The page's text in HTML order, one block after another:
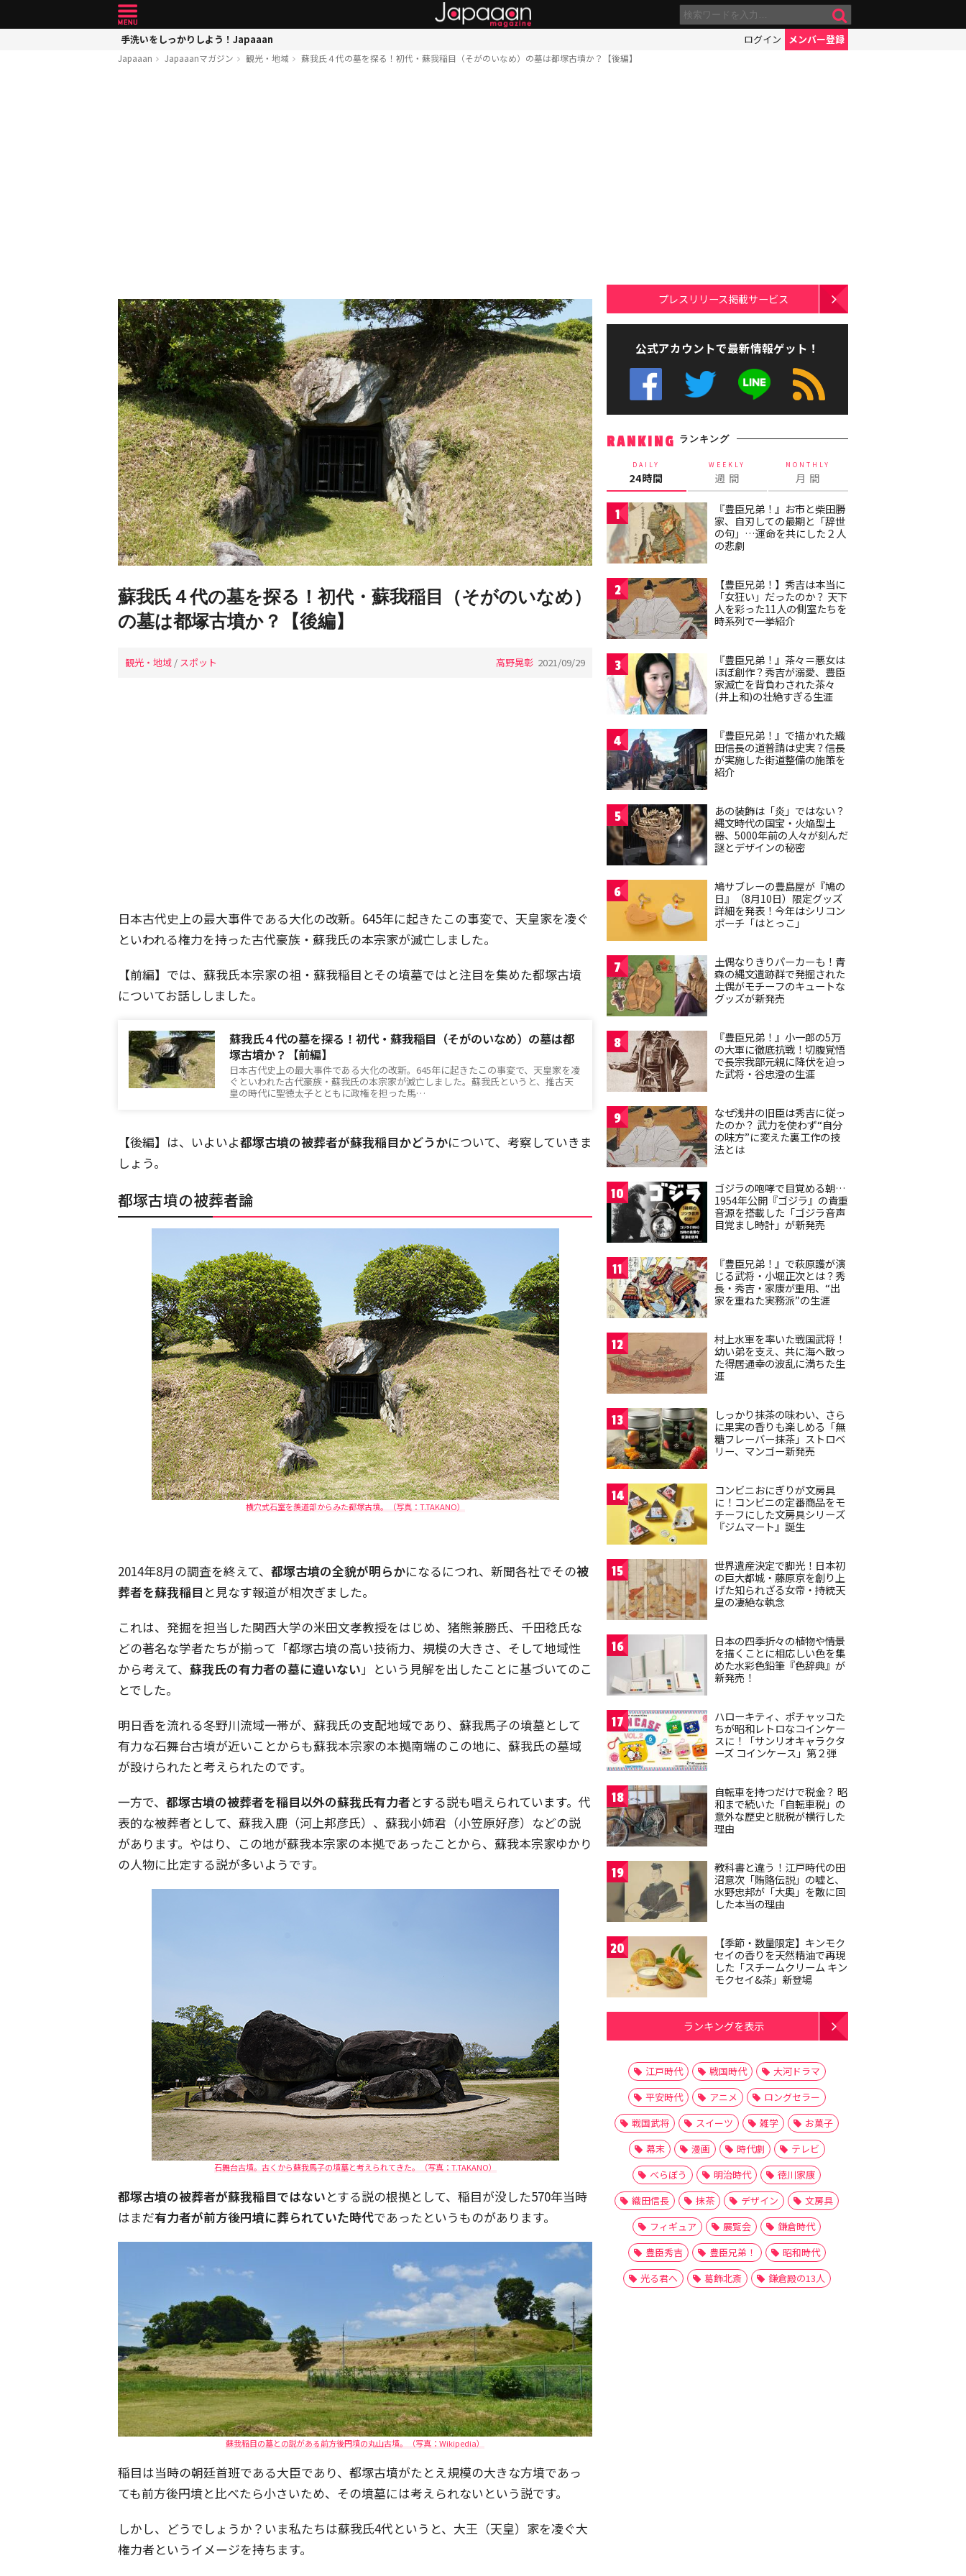
手洗いをしっかりしよう！Japaaan ログイン メンバー登録
Japaaan Japaaanマガジン 観光・地域 蘇我氏４代の墓を探る！初代・蘇我稲目（そがのいなめ）の墓は都塚古墳か？【後編】
蘇我氏４代の墓を探る！初代・蘇我稲目（そがのいなめ）
の墓は都塚古墳か？【後編】
観光・地域 / スポット 高野晃彰 2021/09/29
日本古代史上の最大事件である大化の改新。645年に起きたこの事変で、天皇家を凌ぐ
といわれる権力を持った古代豪族・蘇我氏の本宗家が滅亡しました。
【前編】では、蘇我氏本宗家の祖・蘇我稲目とその墳墓ではと注目を集めた都塚古墳
についてお話ししました。
蘇我氏４代の墓を探る！初代・蘇我稲目（そがのいなめ）の墓は都
塚古墳か？【前編】
日本古代史上の最大事件である大化の改新。645年に起きたこの事変で、天皇家を凌
ぐといわれた古代豪族・蘇我氏の本宗家が滅亡しました。蘇我氏というと、推古天
皇の時代に聖徳太子とともに政権を担った馬…
【後編】は、いよいよ都塚古墳の被葬者が蘇我稲目かどうかについて、考察していきま
しょう。
都塚古墳の被葬者論
横穴式石室を羨道部からみた都塚古墳。（写真：T.TAKANO）
2014年8月の調査を終えて、 都塚古墳の全貌が明らかになるにつれ、新聞各社でその被
葬者を蘇我稲目 と見なす報道が相次ぎました。
これは、発掘を担当した関西大学の米田文孝教授をはじめ、猪熊兼勝氏、千田稔氏な
どの著名な学者たちが揃って「都塚古墳の高い技術力、規模の大きさ、そして地域性
から考えて、 蘇我氏の有力者の墓に違いない」という見解を出したことに基づいてのこ
とでした。
明日香を流れる冬野川流域一帯が、蘇我氏の支配地域であり、蘇我馬子の墳墓として
有力な石舞台古墳が近いことからも蘇我本宗家の本拠南端のこの地に、蘇我氏の墓域
が設けられたと考えられたのです。
一方で、 都塚古墳の被葬者を稲目以外の蘇我氏有力者とする説も唱えられています。代
表的な被葬者として、蘇我入鹿（河上邦彦氏）、蘇我小姉君（小笠原好彦）などの説
があります。やはり、この地が蘇我本宗家の本拠であったことから、蘇我本宗家ゆかり
の人物に比定する説が多いようです。
石舞台古墳。古くから蘇我馬子の墳墓と考えられてきた。（写真：T.TAKANO）
都塚古墳の被葬者が蘇我稲目ではないとする説の根拠として、稲目が没した570年当時
はまだ有力者が前方後円墳に葬られていた時代であったというものがあります。
蘇我稲目の墓との説がある前方後円墳の丸山古墳。（写真：Wikipedia）
稲目は当時の朝廷首班である大臣であり、都塚古墳がたとえ規模の大きな方墳であっ
ても前方後円墳と比べたら小さいため、その墳墓には考えられないという説です。
しかし、どうでしょうか？いま私たちは蘇我氏4代というと、大王（天皇）家を凌ぐ大
権力者というイメージを持ちます。
プレスリリース掲載サービス
公式アカウントで最新情報ゲット！
RANKING ランキング
DAILY
24時間
WEEKLY
週 間
MONTHLY
月 間
1
『豊臣兄弟！』お市と柴田勝
家、自刃しての最期と「辞世
の句」…運命を共にした２人
の悲劇
2
【豊臣兄弟！】秀吉は本当に
「女狂い」だったのか？ 天下
人を彩った11人の側室たちを
時系列で一挙紹介
3
『豊臣兄弟！』茶々＝悪女は
ほぼ創作？秀吉が溺愛、豊臣
家滅亡を背負わされた茶々
(井上和)の壮絶すぎる生涯
4
『豊臣兄弟！』で描かれた織
田信長の道普請は史実？信長
が実施した街道整備の施策を
紹介
5
あの装飾は「炎」ではない？
縄文時代の国宝・火焔型土
器、5000年前の人々が刻んだ
謎とデザインの秘密
6
鳩サブレーの豊島屋が『鳩の
日』（8月10日）限定グッズ
詳細を発表！今年はシリコン
ポーチ「はとっこ」
7
土偶なりきりパーカーも！青
森の縄文遺跡群で発掘された
土偶がモチーフのキュートな
グッズが新発売
8
『豊臣兄弟！』小一郎の5万
の大軍に徹底抗戦！切腹覚悟
で長宗我部元親に降伏を迫っ
た武将・谷忠澄の生涯
9
なぜ浅井の旧臣は秀吉に従っ
たのか？ 武力を使わず“自分
の味方”に変えた裏工作の技
法とは
10
ゴジラの咆哮で目覚める朝…
1954年公開『ゴジラ』の貴重
音源を搭載した「ゴジラ音声
目覚まし時計」が新発売
11
『豊臣兄弟！』で萩原護が演
じる武将・小堀正次とは？秀
長・秀吉・家康が重用、“出
家を重ねた実務派”の生涯
12
村上水軍を率いた戦国武将！
幼い弟を支え、共に海へ散っ
た得居通幸の波乱に満ちた生
涯
13
しっかり抹茶の味わい、さら
に果実の香りも楽しめる「無
糖フレーバー抹茶」ストロベ
リー、マンゴー新発売
14
コンビニおにぎりが文房具
に！コンビニの定番商品をモ
チーフにした文房具シリーズ
『ジムマート』誕生
15
世界遺産決定で脚光！日本初
の巨大都城・藤原京を創り上
げた知られざる女帝・持統天
皇の凄絶な執念
16
日本の四季折々の植物や情景
を描くことに相応しい色を集
めた水彩色鉛筆『色辞典』が
新発売！
17
ハローキティ、ポチャッコた
ちが昭和レトロなコインケー
スに！「サンリオキャラクタ
ーズ コインケース」第２弾
18
自転車を持つだけで税金？ 昭
和まで続いた「自転車税」の
意外な歴史と脱税が横行した
理由
19
教科書と違う！江戸時代の田
沼意次「賄賂伝説」の嘘と、
水野忠邦が「大奥」を敵に回
した本当の理由
20
【季節・数量限定】キンモク
セイの香りを天然精油で再現
した「スチームクリーム キン
モクセイ&茶」新登場
ランキングを表示
江戸時代 戦国時代
大河ドラマ
平安時代
アニメ
ロングセラー
戦国武将
スイーツ 雑学
お菓子
幕末
漫画 時代劇
テレビ
べらぼう
明治時代
徳川家康
織田信長
抹茶 デザイン
文房具
フィギュア
展覧会
鎌倉時代
豊臣秀吉
豊臣兄弟！
昭和時代
光る君へ
葛飾北斎 鎌倉殿の13人